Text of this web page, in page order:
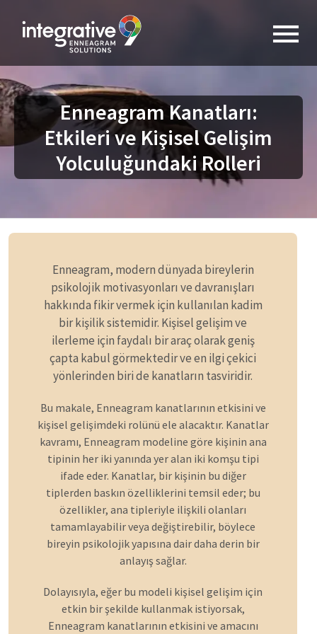
Enneagram Kanatları:
Etkileri ve Kişisel Gelişim
Yolculuğundaki Rolleri
Enneagram, modern dünyada bireylerin
psikolojik motivasyonları ve davranışları
hakkında fikir vermek için kullanılan kadim
bir kişilik sistemidir. Kişisel gelişim ve
ilerleme için faydalı bir araç olarak geniş
çapta kabul görmektedir ve en ilgi çekici
yönlerinden biri de kanatların tasviridir.
Bu makale, Enneagram kanatlarının etkisini ve
kişisel gelişimdeki rolünü ele alacaktır. Kanatlar
kavramı, Enneagram modeline göre kişinin ana
tipinin her iki yanında yer alan iki komşu tipi
ifade eder. Kanatlar, bir kişinin bu diğer
tiplerden baskın özelliklerini temsil eder; bu
özellikler, ana tipleriyle ilişkili olanları
tamamlayabilir veya değiştirebilir, böylece
bireyin psikolojik yapısına dair daha derin bir
anlayış sağlar.
Dolayısıyla, eğer bu modeli kişisel gelişim için
etkin bir şekilde kullanmak istiyorsak,
Enneagram kanatlarının etkisini ve amacını